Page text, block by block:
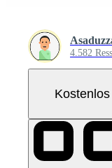
4.582